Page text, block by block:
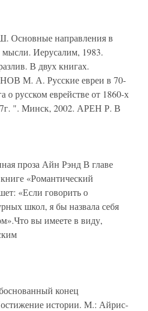
направления в
мысли. Иерусалим, 1983.
В двух книгах.
М. А. Русские евреи в 70-
о русском еврействе от 1860-х
". Минск, 2002. АРЕН Р. В
проза Айн Рэнд В главе
«Романтический
«Если говорить о
школ, я бы назвала себя
вы имеете в виду,
конец
истории. М.: Айрис-